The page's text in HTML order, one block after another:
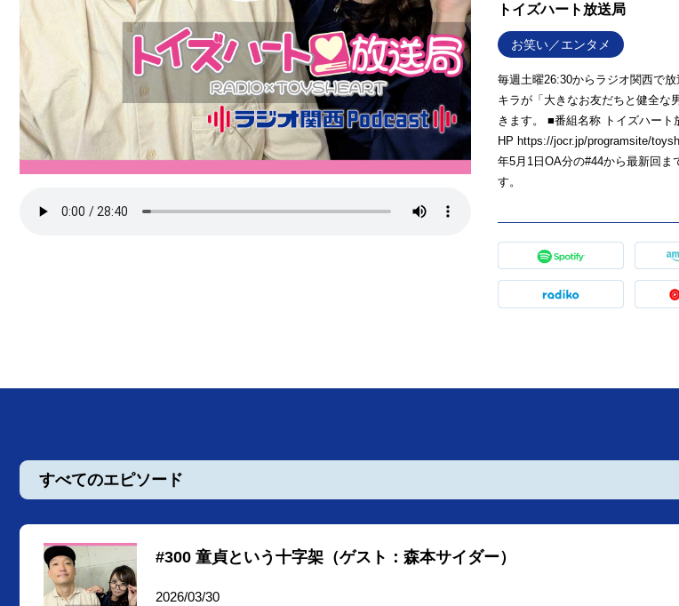
トイズハート放送局
お笑い／エンタメ
毎週土曜26:30からラジオ関西で
キラが「大きなお友だちと健全な
きます。 ■番組名称 トイズハー
HP https://jocr.jp/programsite/
年5月1日OA分の#44から最新回
す。
すべてのエピソード
#300 童貞という十字架（ゲスト：森本サイダー）
2026/03/30